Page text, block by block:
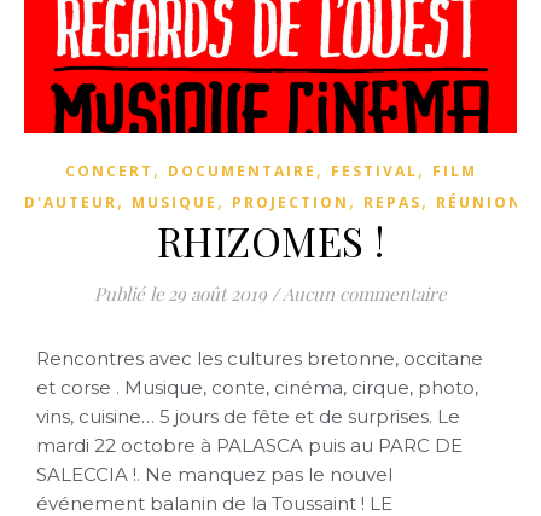
CONCERT , DOCUMENTAIRE , FESTIVAL, FILM
D'AUTEUR, MUSIQUE , PROJECTION , REPAS, RÉUNION
RHIZOMES !
29 août 2019 /Aucun commentaire
Rencontres avec les cultures bretonne, occitane
et corse . Musique, conte, cinéma, cirque, photo,
vins, cuisine… 5 jours de fête et de surprises. Le
mardi 22 octobre à PALASCA puis au PARC DE
SALECCIA !. Ne manquez pas le nouvel
événement balanin de la Toussaint ! LE